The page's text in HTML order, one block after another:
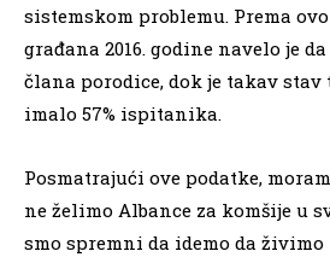
sistemskom problemu. Prema
građana 2016. godine navelo je
člana porodice, dok je takav
imalo 57% ispitanika.
Posmatrajući ove podatke,
ne želimo Albance za komšije u
smo spremni da idemo da